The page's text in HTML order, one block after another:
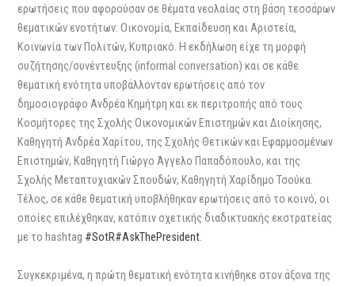
ερωτήσεις που αφορούσαν σε θέματα νεολαίας στη βάση τεσσάρων
θεματικών ενοτήτων: Οικονομία, Εκπαίδευση και Αριστεία,
Κοινωνία των Πολιτών, Κυπριακό. Η εκδήλωση είχε τη μορφή
συζήτησης/συνέντευξης (informal conversation) και σε κάθε
θεματική ενότητα υποβάλλονταν ερωτήσεις από τον
δημοσιογράφο Ανδρέα Κημήτρη και εκ περιτροπής από τους
Kοσμήτορες της Σχολής Οικονομικών Επιστημών και Διοίκησης,
Καθηγητή Ανδρέα Χαρίτου, της Σχολής Θετικών και Εφαρμοσμένων
Επιστημών, Καθηγητή Γιώργο Άγγελο Παπαδόπουλο, και της
Σχολής Μεταπτυχιακών Σπουδών, Καθηγητή Χαρίδημο Τσούκα.
Τέλος, σε κάθε θεματική υποβλήθηκαν ερωτήσεις από το κοινό, οι
οποίες επιλέχθηκαν, κατόπιν σχετικής διαδικτυακής εκστρατείας
με το hashtag #SotR#AskThePresident
Συγκεκριμένα, η πρώτη θεματική ενότητα κινήθηκε στον άξονα της